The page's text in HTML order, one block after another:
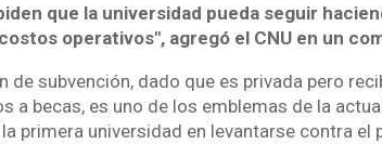
que la universidad pueda seguir
operativos", agregó el CNU en un
de subvención, dado que es privada pero
a becas, es uno de los emblemas de la
primera universidad en levantarse contra el